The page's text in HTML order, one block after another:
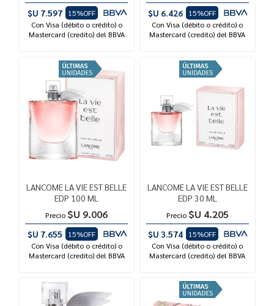
$U 7.597
15%OFF
Con Visa (débito o crédito) o
Mastercard (credito) del BBVA
$U 6.426
15%OFF
Con Visa (débito o crédito) o
Mastercard (credito) del BBVA
LANCOME LA VIE EST BELLE
EDP 100 ML
Precio $U 9.006
$U 7.655
15%OFF
Con Visa (débito o crédito) o
Mastercard (credito) del BBVA
LANCOME LA VIE EST BELLE
EDP 30 ML
Precio $U 4.205
$U 3.574
15%OFF
Con Visa (débito o crédito) o
Mastercard (credito) del BBVA